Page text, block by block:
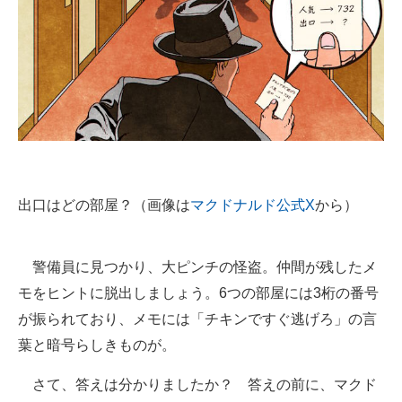
電子設計の基本と応用
エネルギーの専門メディア
建設×テクノロジーの最前線
ちょっと気になるネットの話題
出口はどの部屋？（画像はマクドナルド公式Xから）
警備員に見つかり、大ピンチの怪盗。仲間が残したメ
モをヒントに脱出しましょう。6つの部屋には3桁の番号
が振られており、メモには「チキンですぐ逃げろ」の言
葉と暗号らしきものが。
さて、答えは分かりましたか？ 答えの前に、マクド